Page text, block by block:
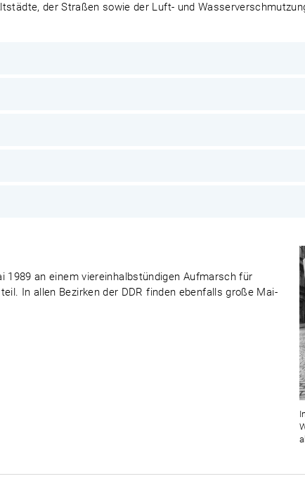
der Straßen sowie der Luft- und
1989 an einem viereinhalbstündigen Aufmarsch für
In allen Bezirken der DDR finden ebenfalls große Mai-